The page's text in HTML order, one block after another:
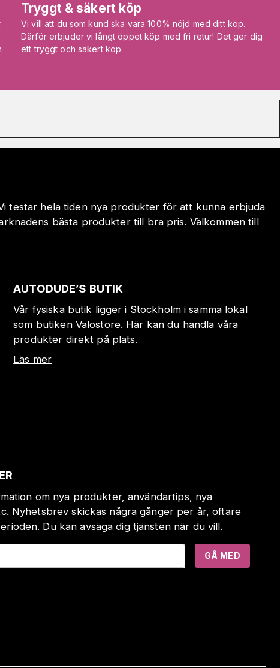
Tryggt & säkert köp
Vi vill att du som kund ska vara 100% nöjd med ditt köp.
Därför erbjuder vi långt öppet köp med fri retur! Det ger dig
ett tryggt och säkert köp.
testar hela tiden nya produkter för att kunna erbjuda
bästa produkter till bra pris. Välkommen till
AUTODUDE’S BUTIK
Vår fysiska butik ligger i Stockholm i samma lokal
som butiken Valostore. Här kan du handla våra
produkter direkt på plats.
Läs mer
om nya produkter, användartips, nya
Nyhetsbrev skickas några gånger per år, oftare
Du kan avsäga dig tjänsten när du vill.
GÅ MED